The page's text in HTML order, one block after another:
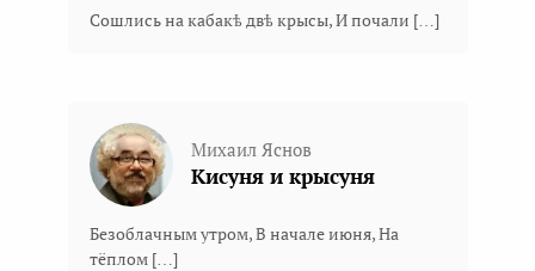
Сошлись на кабакѣ двѣ крысы, И почали […]
Михаил Яснов
Кисуня и крысуня
Безоблачным утром, В начале июня, На
тёплом […]